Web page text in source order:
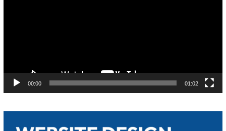
00:00 01:02